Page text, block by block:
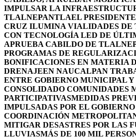
IMPULSAR LA
TLALNEPANTLAEL
CRUZ ILUMINA VIALIDADES DE
CON TECNOLOGÍA LED DE
APRUEBA CABILDO DE
PROGRAMAS DE
BONIFICACIONES EN MATERIA
DRENAJEEN NAUCALPAN
ENTRE GOBIERNO MUNICIPAL
CONSOLIDADO COMUNIDADES
PARTICIPATIVASMEDIDAS
IMPULSADAS POR EL
COORDINACIÓN
MITIGAR DESASTRES POR LAS
LLUVIASMÁS DE 100 MIL